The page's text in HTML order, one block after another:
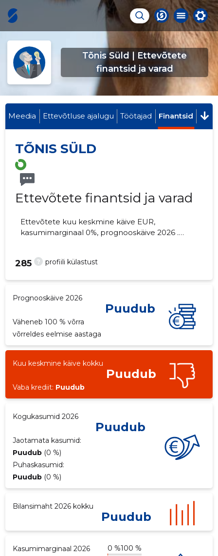
Tõnis Süld | Ettevõtete
finantsid ja varad
Meedia Ettevõtluse ajalugu Töötajad Finantsid
TÕNIS SÜLD
Ettevõtete finantsid ja varad
Ettevõtete kuu keskmine käive EUR,
kasumimarginaal 0%, prognooskäive 2026 .
? profiili külastust
285
Prognooskäive 2026
Puudub
Väheneb 100 % võrra
võrreldes eelmise aastaga
Kuu keskmine käive kokku
Puudub
Vaba krediit: Puudub
Kogukasumid 2026
Puudub
Jaotamata kasumid:
Puudub (0 %)
Puhaskasumid:
Puudub (0 %)
Bilansimaht 2026 kokku
Puudub
Kasumimarginaal 2026 0 %100 %